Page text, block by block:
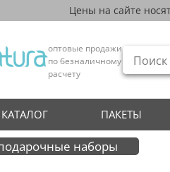
Цены на сайте
оптовые продажи
по безналичному
расчету
КАТАЛОГ ПАКЕТЫ
наборы